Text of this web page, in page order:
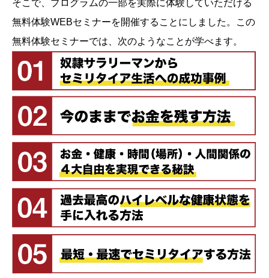
そこで、プログラムの一部を実際に体験していただける
無料体験WEBセミナーを開催することにしました。この
無料体験セミナーでは、次のようなことが学べます。